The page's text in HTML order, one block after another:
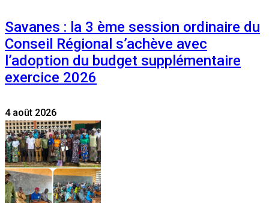
Savanes : la 3 ème session ordinaire du
Conseil Régional s’achève avec
l’adoption du budget supplémentaire
exercice 2026
4 août 2026